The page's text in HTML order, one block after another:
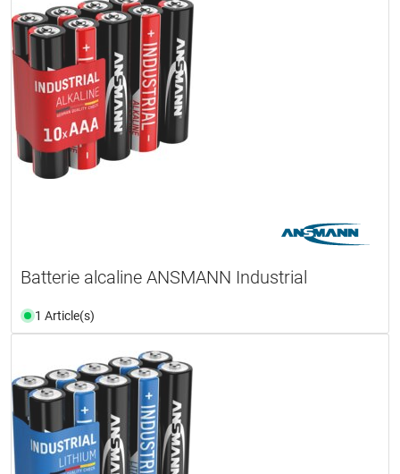
Batterie alcaline ANSMANN Industrial
1 Article(s)